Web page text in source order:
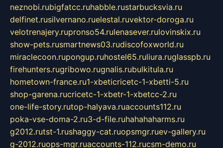
neznobi.rubigfatcc.ruhabble.rustarbucksvia.ru
delfinet.rusilvernano.ruelestal.ruvektor-doroga.ru
velotrenajery.rupronso54.rulenasever.rulovinskix.ru
show-pets.rusmartnews03.rudiscofoxworld.ru
miraclecoon.rupongup.ruhostel65.ruliura.ruglasspb.ru
firehunters.rugribowo.rugnalis.rubulkitula.ru
hometown-france.ru1-xbeticricetc-1-xbetti-5.ru
shop-garena.rucricetc-1-xbetr-1-xbetcc-2.ru
one-life-story.rutop-halyava.ruaccounts112.ru
poka-vse-doma-2.ru3-d-file.ruhahahaharms.ru
g2012.rutst-1.rushaggy-cat.ruopsmgr.ruev-gallery.ru
g-2012.ruops-mgr.ruaccounts-112.rucsm-demo.ru